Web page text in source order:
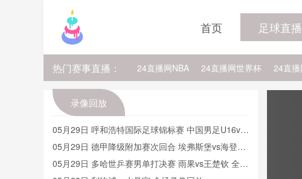
首页 足球直播
热门赛事直播： 24直播网NBA 24直播网世界杯 24直播
录像回放
05月29日 呼和浩特国际足球锦标赛 中国男足U16vs
沙特U16 全场录像
05月29日 德甲降级附加赛次回合 埃弗斯堡vs海登海
姆 全场录像
05月29日 多哈世乒赛男单打决赛 雨果vs王楚钦 全场